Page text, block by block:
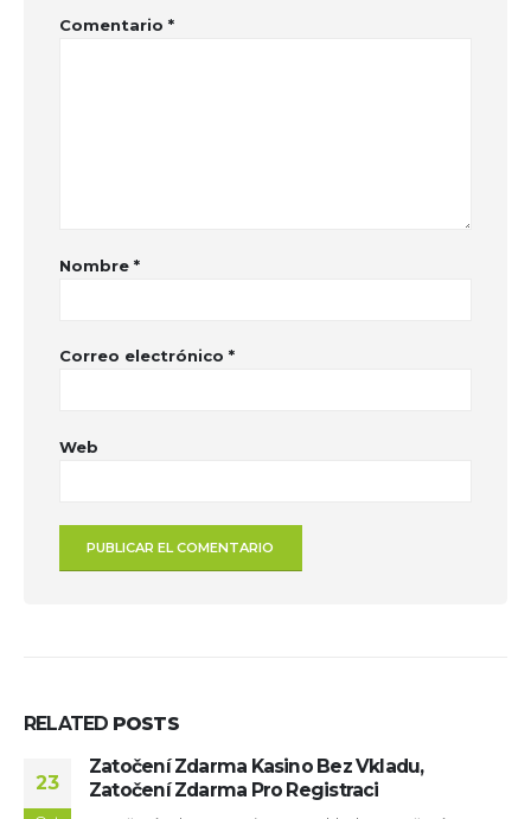
Comentario *
Nombre *
Correo electrónico *
Web
RELATED POSTS
23
Zatočení Zdarma Kasino Bez Vkladu,
Zatočení Zdarma Pro Registraci